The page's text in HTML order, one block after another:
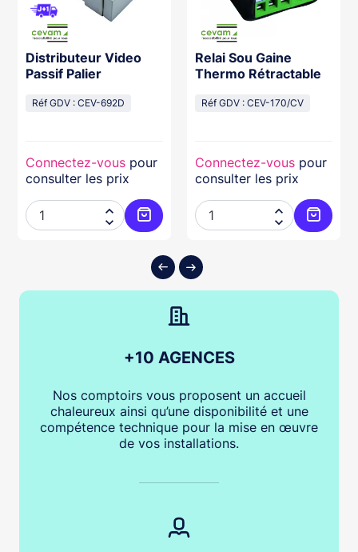
au panier
Distributeur Video
Passif Palier
Réf GDV : CEV-692D
Connectez-vous pour
consulter les prix


Ajouter au panier
Relai Sou Gaine
Thermo Rétractable
Réf GDV : CEV-170/CV
Connectez-vous pour
consulter les prix


+10 AGENCES
Nos comptoirs vous proposent un accueil
chaleureux ainsi qu’une disponibilité et une
compétence technique pour la mise en œuvre
de vos installations.